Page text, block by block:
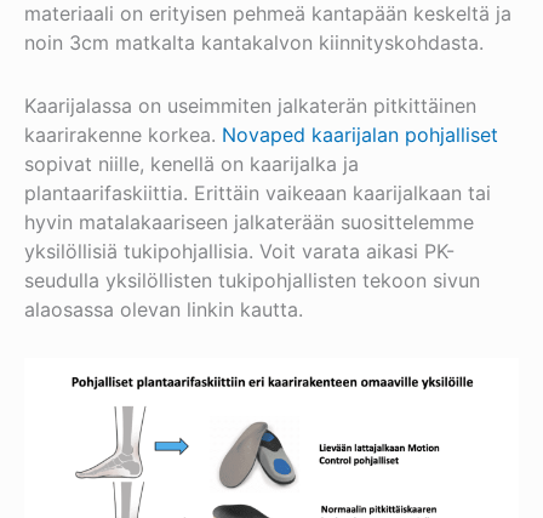
materiaali on erityisen pehmeä kantapään keskeltä ja
noin 3cm matkalta kantakalvon kiinnityskohdasta.
Kaarijalassa on useimmiten jalkaterän pitkittäinen
kaarirakenne korkea. Novaped kaarijalan pohjalliset
sopivat niille, kenellä on kaarijalka ja
plantaarifaskiittia. Erittäin vaikeaan kaarijalkaan tai
hyvin matalakaariseen jalkaterään suosittelemme
yksilöllisiä tukipohjallisia. Voit varata aikasi PK-
seudulla yksilöllisten tukipohjallisten tekoon sivun
alaosassa olevan linkin kautta.